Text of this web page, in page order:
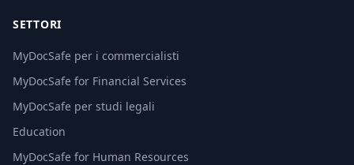
SETTORI
MyDocSafe per i commercialisti
MyDocSafe for Financial Services
MyDocSafe per studi legali
Education
MyDocSafe for Human Resources